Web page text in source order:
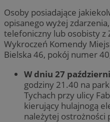
Osoby posiadające
opisanego wyżej
telefoniczny lub osobisty z
Wykroczeń Komendy
Bielska 46, pokój numer
W dniu 27
godziny 21.40 na
Tychach przy ulicy
kierujący hulajnogą
należytej ostrożności